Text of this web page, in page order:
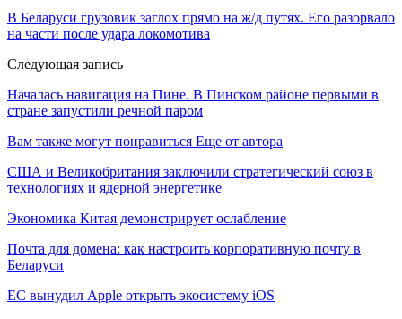
В Беларуси грузовик заглох прямо на ж/д путях. Его разорвало
на части после удара локомотива
Следующая запись
Началась навигация на Пине. В Пинском районе первыми в
стране запустили речной паром
Вам также могут понравиться Еще от автора
США и Великобритания заключили стратегический союз в
технологиях и ядерной энергетике
Экономика Китая демонстрирует ослабление
Почта для домена: как настроить корпоративную почту в
Беларуси
ЕС вынудил Apple открыть экосистему iOS